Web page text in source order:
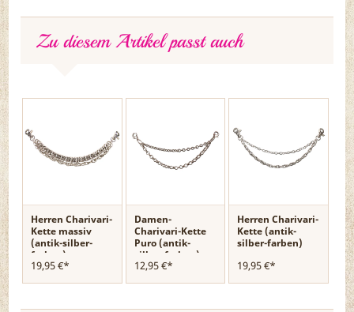
Zu diesem Artikel passt auch
Herren Charivari-
Kette massiv
(antik-silber-
farben)
19,95 €*
Damen-
Charivari-Kette
Puro (antik-
silber-farben)
12,95 €*
Herren Charivari-
Kette (antik-
silber-farben)
19,95 €*